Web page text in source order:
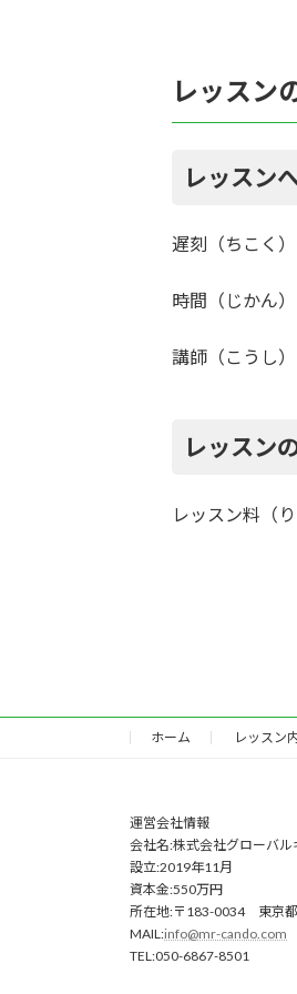
レッスン
レッスン
遅刻（ちこく
時間（じかん
講師（こうし
レッスン
レッスン料（
ホーム レッスン
運営会社情報
会社名:株式会社グローバ
設立:2019年11月
資本金:550万円
所在地:〒183-0034 東京
MAIL:info@mr-cando.com
TEL:050-6867-8501